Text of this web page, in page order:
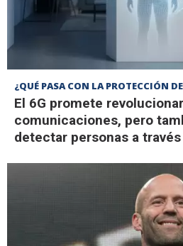
¿QUÉ PASA CON LA PROTECCIÓN
El 6G promete
comunicaciones, pero
detectar personas a